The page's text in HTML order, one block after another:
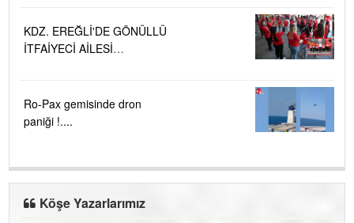
KDZ. EREĞLİ'DE GÖNÜLLÜ
İTFAİYECİ AİLESİ
Ro-Pax gemisinde dron
paniği !....
Köşe Yazarlarımız